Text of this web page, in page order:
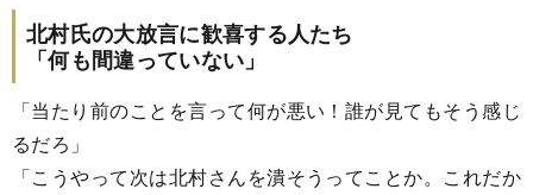
北村氏の大放言に歓喜する人たち
「何も間違っていない」
「当たり前のことを言って何が悪い！誰が見てもそう感じ
るだろ」
「こうやって次は北村さんを潰そうってことか。これだか